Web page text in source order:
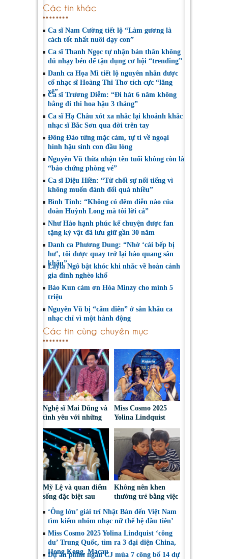
Các tin khác
Ca sĩ Nam Cường tiết lộ “Làm gương là
cách tốt nhất nuôi dạy con”
Ca sĩ Thanh Ngọc tự nhận bản thân không
đủ nhạy bén để tận dụng cơ hội “trending”
Danh ca Họa Mi tiết lộ nguyên nhân được
cố nhạc sĩ Hoàng Thi Thơ tích cực “lăng
xê”
Ca sĩ Trương Diễm: “Đi hát 6 năm không
bằng đi thi hoa hậu 3 tháng”
Ca sĩ Hạ Châu xót xa nhắc lại khoảnh khắc
nhạc sĩ Bắc Sơn qua đời trên tay
Đông Đào từng mặc cảm, tự ti về ngoại
hình hậu sinh con đầu lòng
Nguyên Vũ thừa nhận tên tuổi không còn là
“bảo chứng phòng vé”
Ca sĩ Diệu Hiền: “Từ chối sự nổi tiếng vì
không muốn đánh đổi quá nhiều”
Bình Tinh: “Không có đêm diễn nào của
đoàn Huỳnh Long mà tôi lời cả”
Như Hảo hạnh phúc kể chuyện được fan
tặng kỷ vật đã lưu giữ gần 30 năm
Danh ca Phương Dung: “Nhờ ‘cái bếp bị
hư’, tôi được quay trở lại hào quang sân
khấu”
Layla Ngô bật khóc khi nhắc về hoàn cảnh
gia đình nghèo khổ
Bảo Kun cảm ơn Hòa Minzy cho mình 5
triệu
Nguyên Vũ bị “cấm diễn” ở sân khấu ca
nhạc chỉ vì một hành động
Các tin cùng chuyên mục
Nghệ sĩ Mai Dũng và
tình yêu với những
Miss Cosmo 2025
Yolina Lindquist
đại diện mới tranh
tài Miss Cosmo 2026
Mỹ Lệ và quan điểm
sống đặc biệt sau
Không nên khen
thưởng trẻ bằng việc
thoại
‘Ông lớn’ giải trí Nhật Bản đến Việt Nam
tìm kiếm nhóm nhạc nữ thế hệ đầu tiên’
Miss Cosmo 2025 Yolina Lindquist ‘công
du’ Trung Quốc, tìm ra 3 đại diện China,
Hong Kong, Macau
Dự án phim ngắn CJ mùa 7 công bố 14 dự